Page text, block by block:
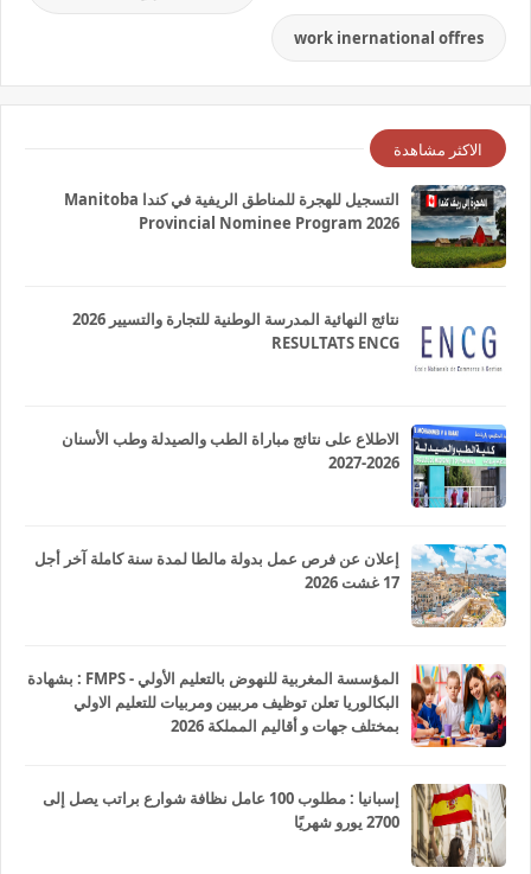
work inernational offres
الاكثر مشاهدة
التسجيل للهجرة للمناطق الريفية في كندا Manitoba
Provincial Nominee Program 2026
نتائج النهائية المدرسة الوطنية للتجارة والتسيير 2026
RESULTATS ENCG
الاطلاع على نتائج مباراة الطب والصيدلة وطب الأسنان
2026-2027
إعلان عن فرص عمل بدولة مالطا لمدة سنة كاملة آخر أجل
17 غشت 2026
المؤسسة المغربية للنهوض بالتعليم الأولي - FMPS : بشهادة
البكالوريا تعلن توظيف مربيين ومربيات للتعليم الاولي
بمختلف جهات و أقاليم المملكة 2026
إسبانيا : مطلوب 100 عامل نظافة شوارع براتب يصل إلى
2700 يورو شهريًا